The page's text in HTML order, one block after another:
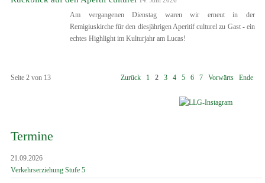
Am vergangenen Dienstag waren wir erneut in der
Remigiuskirche für den diesjährigen Aperitif culturel zu Gast - ein
echtes Highlight im Kulturjahr am Lucas!
Seite 2 von 13 Zurück 1 2 3 4 5 6 7 Vorwärts Ende
Termine
21.09.2026
Verkehrserziehung Stufe 5